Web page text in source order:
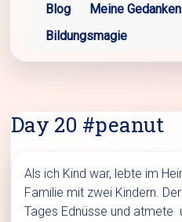
Blog Meine Gedanken
Bildungsmagie
Day 20 #peanut
Als ich Kind war, lebte im
Familie mit zwei Kindern.
Tages Ednüsse und atmete